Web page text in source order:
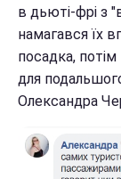
в дьюті-фрі з
намагався їх
посадка, потім
для
Олександра